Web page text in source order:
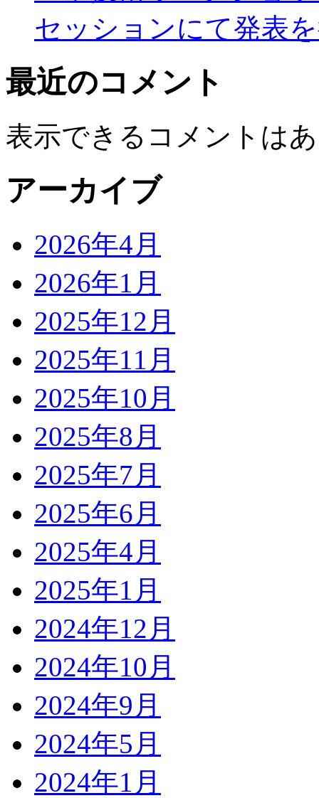
セッションにて発表
最近のコメント
表示できるコメントは
アーカイブ
2026年4月
2026年1月
2025年12月
2025年11月
2025年10月
2025年8月
2025年7月
2025年6月
2025年4月
2025年1月
2024年12月
2024年10月
2024年9月
2024年5月
2024年1月